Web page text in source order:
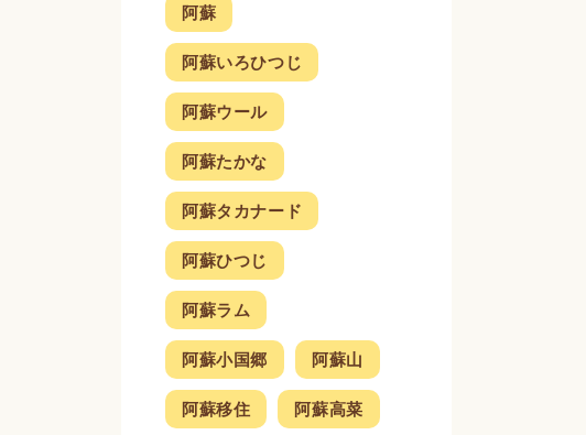
阿蘇
阿蘇いろひつじ
阿蘇ウール
阿蘇たかな
阿蘇タカナード
阿蘇ひつじ
阿蘇ラム
阿蘇小国郷 阿蘇山
阿蘇移住 阿蘇高菜